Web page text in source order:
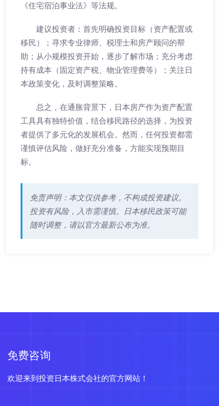
《住宅宿泊事业法》等法规。
建议投资者：首先明确投资目标（资产配置或
移民）；寻求专业律师、税理士和房产顾问的帮
助；从小规模投资开始，逐步了解市场；充分考虑
持有成本（固定资产税、物业管理费等）；关注日
本政策变化，及时调整策略。
总之，在通胀背景下，日本房产作为资产配置
工具具有独特价值，结合移民路径的选择，为投资
者提供了多元化的发展机会。然而，任何投资都需
谨慎评估风险，做好充分准备，方能实现预期目
标。
免责声明：本文仅供参考，不构成投资建议。
投资有风险，入市需谨慎。日本移民政策可能
随时调整，请以官方最新公布为准。
免费咨询
欢迎来到投资日本株式会社的官方网站！